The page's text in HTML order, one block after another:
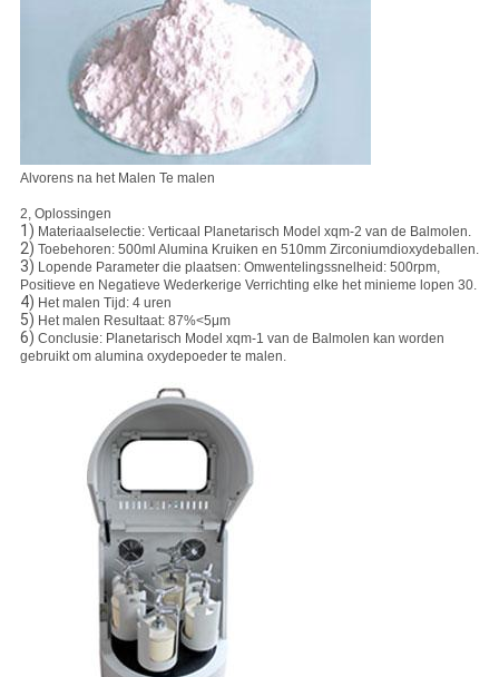
Alvorens na het Malen Te malen
2, Oplossingen
1) Materiaalselectie: Verticaal Planetarisch Model xqm-2 van de Balmolen.
2) Toebehoren: 500ml Alumina Kruiken en 510mm Zirconiumdioxydeballen.
3) Lopende Parameter die plaatsen: Omwentelingssnelheid: 500rpm,
Positieve en Negatieve Wederkerige Verrichting elke het minieme lopen 30.
4) Het malen Tijd: 4 uren
5) Het malen Resultaat: 87%<5μm
6) Conclusie: Planetarisch Model xqm-1 van de Balmolen kan worden
gebruikt om alumina oxydepoeder te malen.